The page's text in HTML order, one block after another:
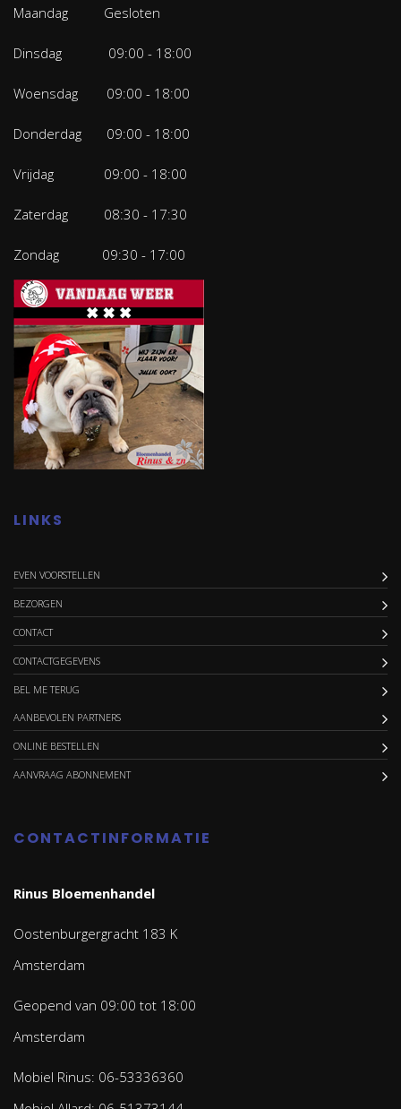
Maandag Gesloten
Dinsdag 09:00 - 18:00
Woensdag 09:00 - 18:00
Donderdag 09:00 - 18:00
Vrijdag 09:00 - 18:00
Zaterdag 08:30 - 17:30
Zondag 09:30 - 17:00
LINKS
EVEN VOORSTELLEN
BEZORGEN
CONTACT
CONTACTGEGEVENS
BEL ME TERUG
AANBEVOLEN PARTNERS
ONLINE BESTELLEN
AANVRAAG ABONNEMENT
CONTACTINFORMATIE
Rinus Bloemenhandel
Oostenburgergracht 183 K
Amsterdam
Geopend van 09:00 tot 18:00
Amsterdam
Mobiel Rinus: 06-53336360